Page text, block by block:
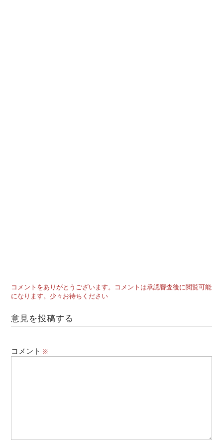
コメントをありがとうございます。コメントは承認審査後に閲覧可能
になります。少々お待ちください
意見を投稿する
コメント※